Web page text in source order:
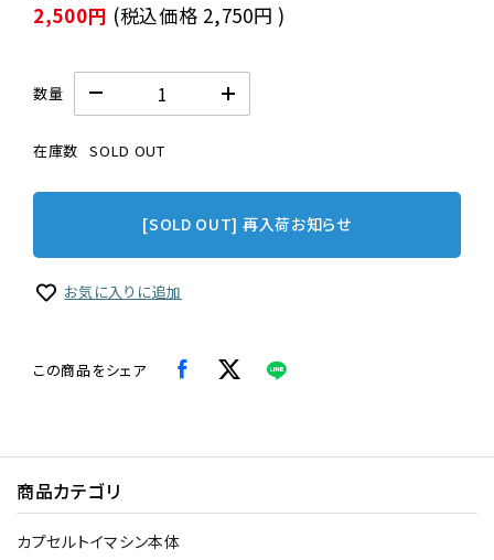
2,500円 (税込価格 2,750円 )
数量
在庫数 SOLD OUT
[SOLD OUT] 再入荷お知らせ
お気に入りに追加
この商品をシェア
商品カテゴリ
カプセルトイマシン本体